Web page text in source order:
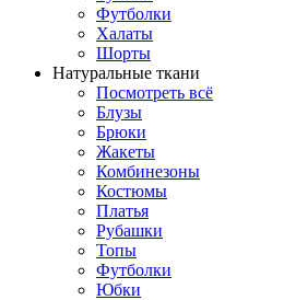
Футболки
Халаты
Шорты
Натуральные ткани
Посмотреть всё
Блузы
Брюки
Жакеты
Комбинезоны
Костюмы
Платья
Рубашки
Топы
Футболки
Юбки